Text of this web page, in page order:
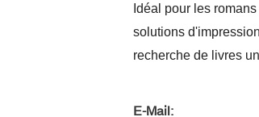
Idéal pour les
solutions
recherche de livres
E-Mail: